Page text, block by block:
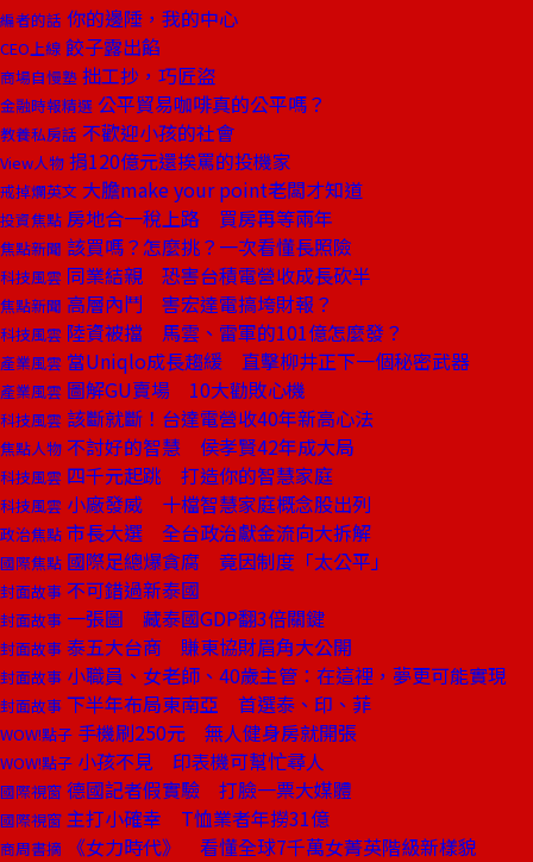
編者的話 你的邊陲，我的中心
CEO上線 餃子露出餡
商場自慢塾 拙工抄，巧匠盜
金融時報精選 公平貿易咖啡真的公平嗎？
教養私房話 不歡迎小孩的社會
View人物 捐120億元還挨罵的投機家
戒掉爛英文 大膽make your point老闆才知道
投資焦點 房地合一稅上路 買房再等兩年
焦點新聞 該買嗎？怎麼挑？一次看懂長照險
科技風雲 同業結親 恐害台積電營收成長砍半
焦點新聞 高層內鬥 害宏達電搞垮財報？
科技風雲 陸資被擋 馬雲、雷軍的101億怎麼發？
產業風雲 當Uniqlo成長趨緩 直擊柳井正下一個秘密武器
產業風雲 圖解GU賣場 10大勸敗心機
科技風雲 該斷就斷！台達電營收40年新高心法
焦點人物 不討好的智慧 侯孝賢42年成大局
科技風雲 四千元起跳 打造你的智慧家庭
科技風雲 小廠發威 十檔智慧家庭概念股出列
政治焦點 市長大選 全台政治獻金流向大拆解
國際焦點 國際足總爆貪腐 竟因制度「太公平」
封面故事 不可錯過新泰國
封面故事 一張圖 藏泰國GDP翻3倍關鍵
封面故事 泰五大台商 賺東協財眉角大公開
封面故事 小職員、女老師、40歲主管：在這裡，夢更可能實現
封面故事 下半年布局東南亞 首選泰、印、菲
WOW!點子 手機刷250元 無人健身房就開張
WOW!點子 小孩不見 印表機可幫忙尋人
國際視窗 德國記者假實驗 打臉一票大媒體
國際視窗 主打小確幸 T恤業者年撈31億
商周書摘 《女力時代》 看懂全球7千萬女菁英階級新樣貌